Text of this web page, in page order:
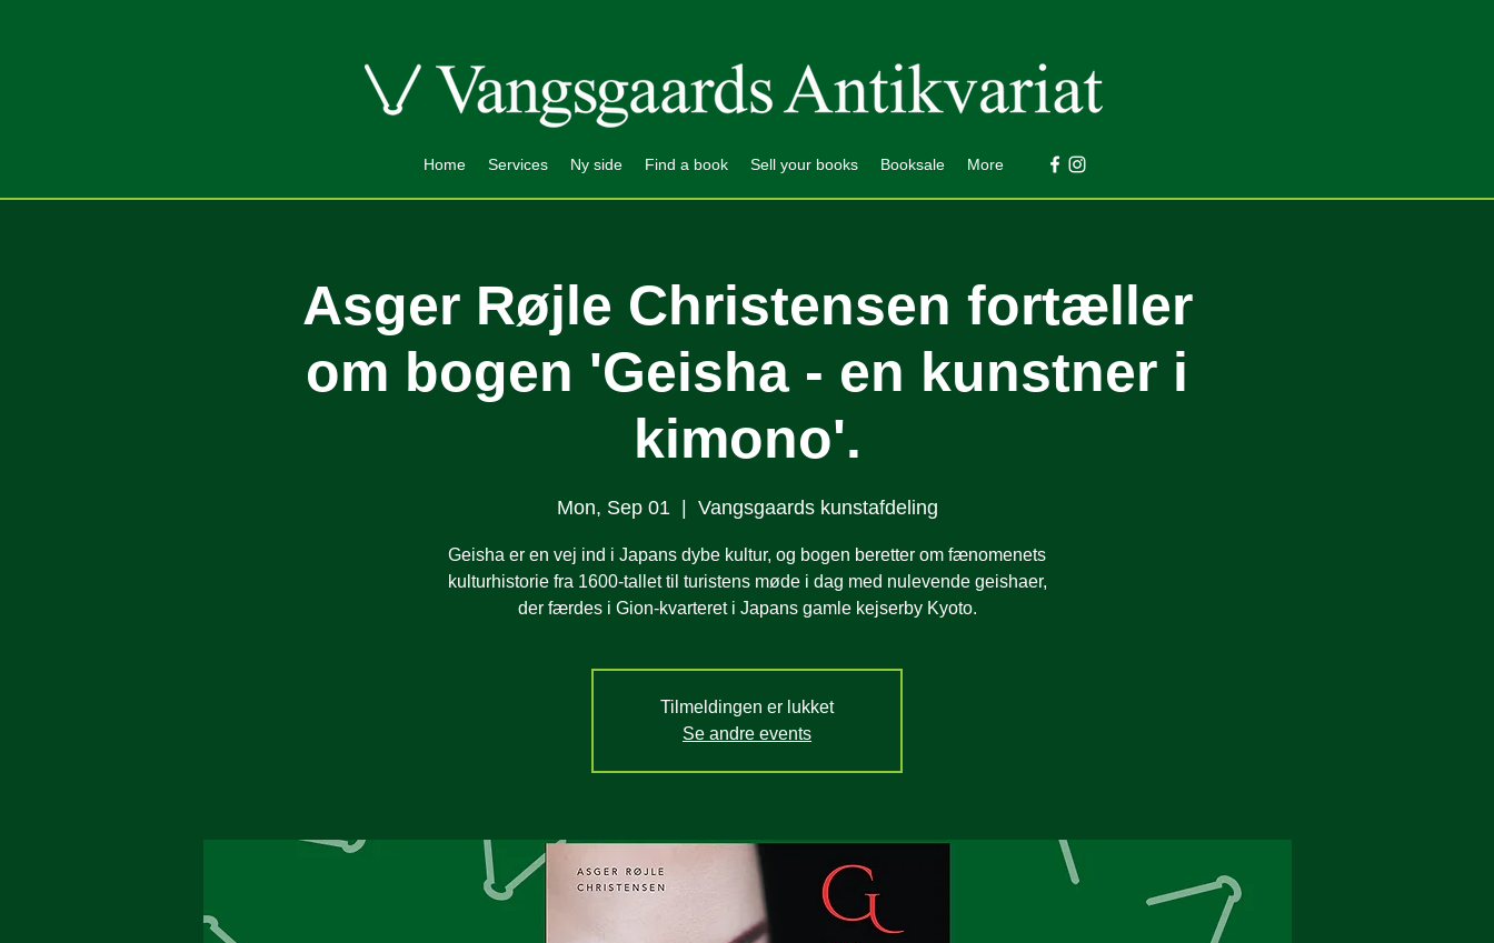
Home Services Ny side Find a book Sell your books Booksale More
Asger Røjle Christensen fortæller
om bogen 'Geisha - en kunstner i
kimono'.
Mon, Sep 01
  |
Vangsgaards kunstafdeling
Geisha er en vej ind i Japans dybe kultur, og bogen beretter om fænomenets
kulturhistorie fra 1600-tallet til turistens møde i dag med nulevende geishaer,
der færdes i Gion-kvarteret i Japans gamle kejserby Kyoto.
Tilmeldingen er lukket
Se andre events